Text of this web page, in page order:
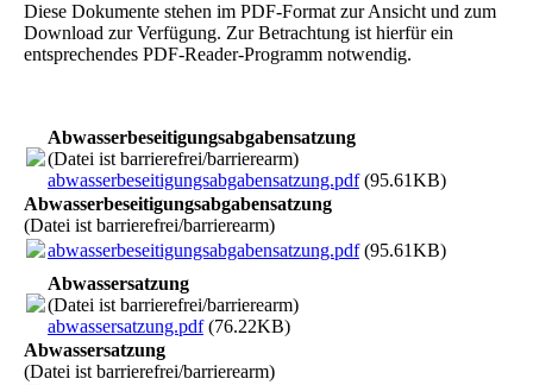
Diese Dokumente stehen im PDF-Format zur Ansicht und zum
Download zur Verfügung. Zur Betrachtung ist hierfür ein
entsprechendes PDF-Reader-Programm notwendig.
Abwasserbeseitigungsabgabensatzung
(Datei ist barrierefrei/barrierearm)
abwasserbeseitigungsabgabensatzung.pdf(95.61KB)
Abwasserbeseitigungsabgabensatzung
(Datei ist barrierefrei/barrierearm)
abwasserbeseitigungsabgabensatzung.pdf(95.61KB)
Abwassersatzung
(Datei ist barrierefrei/barrierearm)
abwassersatzung.pdf(76.22KB)
Abwassersatzung
(Datei ist barrierefrei/barrierearm)